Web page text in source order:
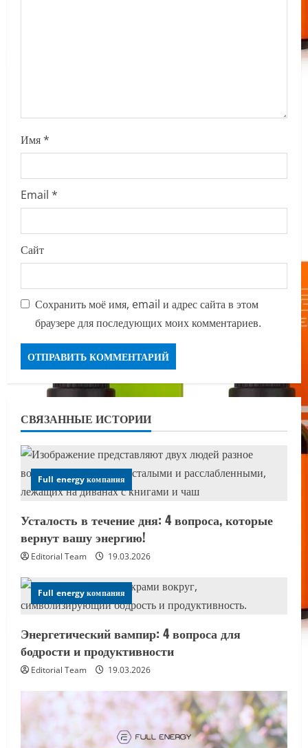
Имя*
Email *
Сайт
Сохранить моё имя, email и адрес сайта в этом
браузере для последующих моих комментариев.
СВЯЗАННЫЕ ИСТОРИИ
Full energy компания
Усталость в течение дня: 4 вопроса, которые
вернут вашу энергию!
Editorial Team 19.03.2026
Full energy компания
Энергетический вампир: 4 вопроса для
бодрости и продуктивности
Editorial Team 19.03.2026